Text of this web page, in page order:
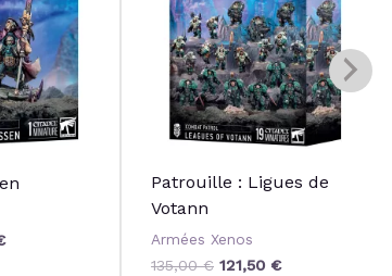
Patrouille : Ligues de
Votann
Armées Xenos
135,00€ 121,50 €